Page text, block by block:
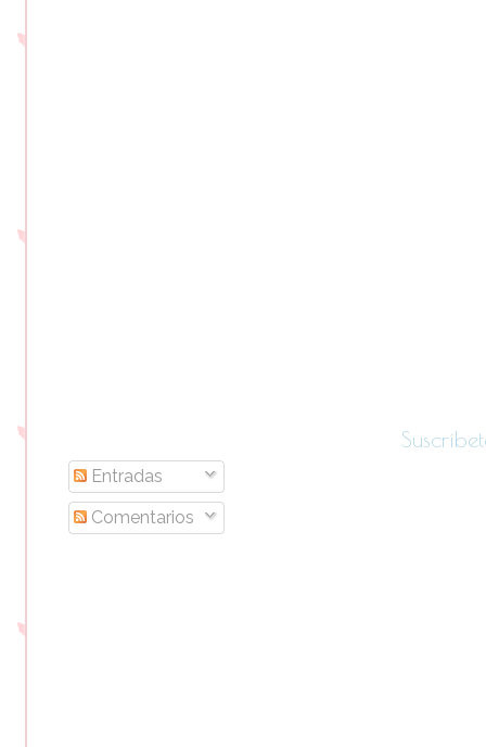
Entradas
Comentarios